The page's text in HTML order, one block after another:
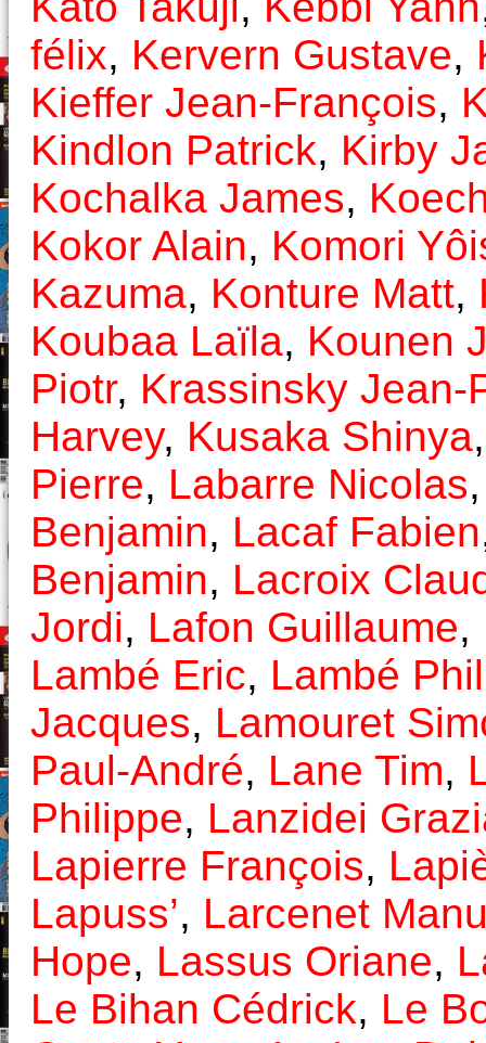
félix, Kervern Gustave,
Kieffer Jean-François,
Kindlon Patrick, Kirby
Kochalka James,
Kokor Alain, Komori
Kazuma, Konture Matt,
Koubaa Laïla, Kounen
Piotr, Krassinsky Jean-
Harvey, Kusaka Shinya
Pierre, Labarre Nicolas
Benjamin, Lacaf Fabien
Benjamin, Lacroix
Jordi, Lafon Guillaume,
Lambé Eric, Lambé
Jacques, Lamouret
Paul-André, Lane Tim,
Philippe, Lanzidei
Lapierre François,
Lapuss’, Larcenet
Hope, Lassus Oriane,
Le Bihan Cédrick, Le